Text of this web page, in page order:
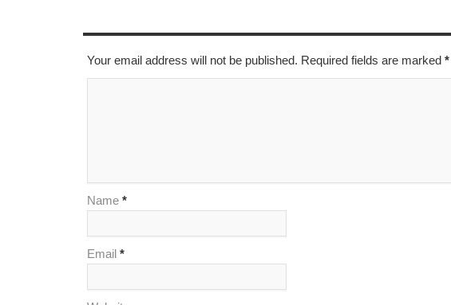
Your email address will not be published. Required fields are marked *
Name *
Email *